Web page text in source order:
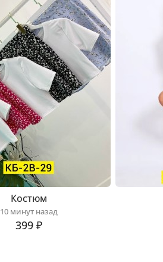
Костюм
10 минут назад
399 ₽